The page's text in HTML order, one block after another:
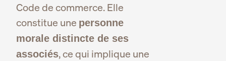
Code de commerce. Elle
constitue une personne
morale distincte de ses
associés, ce qui implique une